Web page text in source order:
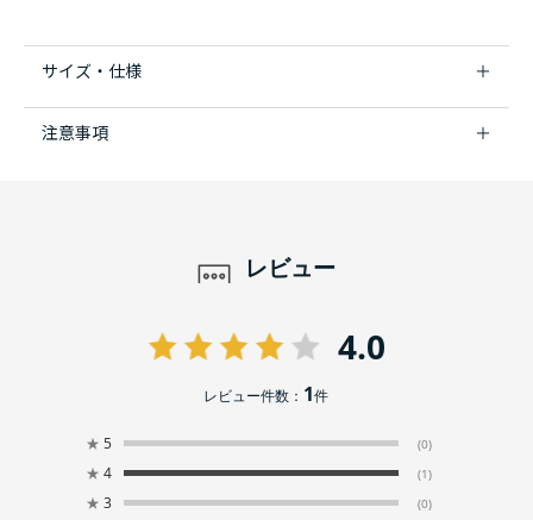
サイズ・仕様
注意事項
レビュー
4.0
レビュー件数： 1件
★ 5 (0)
★ 4 (1)
★ 3 (0)